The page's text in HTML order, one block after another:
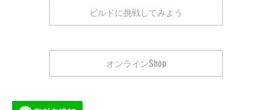
ビルドに挑戦してみよう
オンラインShop